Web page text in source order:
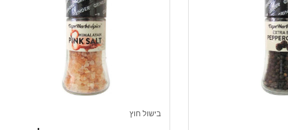
בישול חוץ